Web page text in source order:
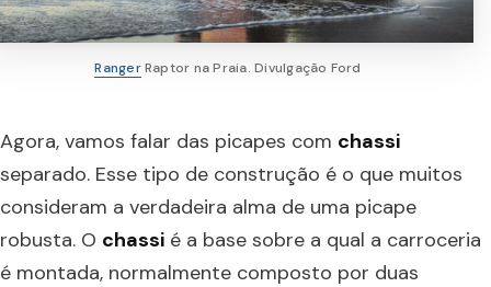
RangerRaptor na Praia. Divulgação Ford
Agora, vamos falar das picapes com chassi
separado. Esse tipo de construção é o que muitos
consideram a verdadeira alma de uma picape
robusta. O chassi é a base sobre a qual a carroceria
é montada, normalmente composto por duas